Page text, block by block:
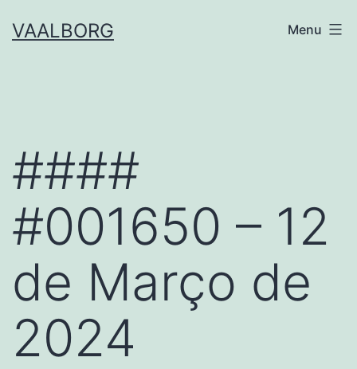
toVAALBORG Menu
####
#001650 – 12
de Março de
2024